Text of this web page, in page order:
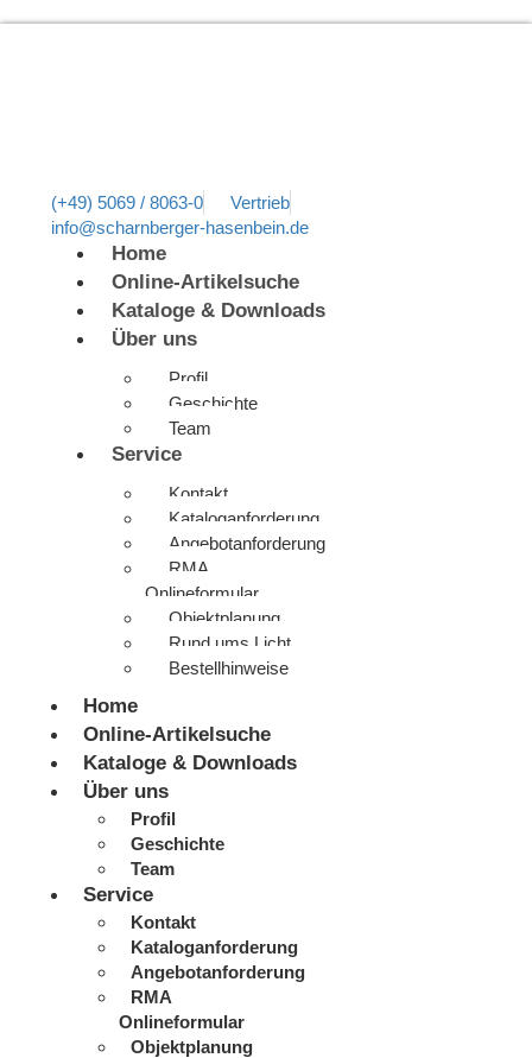
(+49) 5069 / 8063-0
Vertrieb
info@scharnberger-hasenbein.de
Home
Online-Artikelsuche
Kataloge & Downloads
Über uns
Profil
Geschichte
Team
Service
Kontakt
Kataloganforderung
Angebotanforderung
RMA
Onlineformular
Objektplanung
Rund ums Licht
Bestellhinweise
Home
Online-Artikelsuche
Kataloge & Downloads
Über uns
Profil
Geschichte
Team
Service
Kontakt
Kataloganforderung
Angebotanforderung
RMA
Onlineformular
Objektplanung